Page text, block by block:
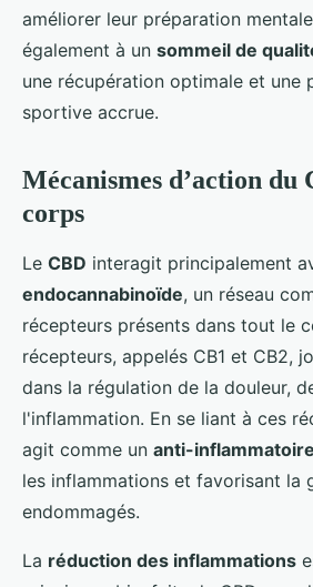
améliorer leur préparation
également à un sommeil de
une récupération optimale et une
sportive accrue.
Mécanismes d’action du
corps
Le CBD interagit principalement
endocannabinoïde, un réseau
récepteurs présents dans tout le
récepteurs, appelés CB1 et CB2,
dans la régulation de la douleur,
l'inflammation. En se liant à ces
agit comme un anti-
les inflammations et favorisant la
endommagés.
La réduction des inflammations